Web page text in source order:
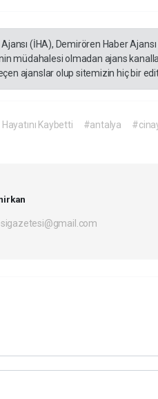
(İHA), Demirören Haber
müdahalesi olmadan ajans
ajanslar olup sitemizin hiç bir
Kaybetti #antalya